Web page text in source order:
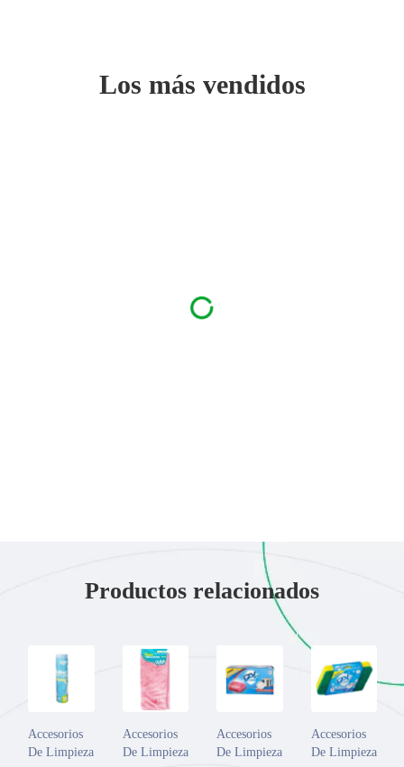
Los más vendidos
Productos relacionados
Accesorios
De Limpieza
Accesorios
De Limpieza
Accesorios
De Limpieza
Accesorios
De Limpieza